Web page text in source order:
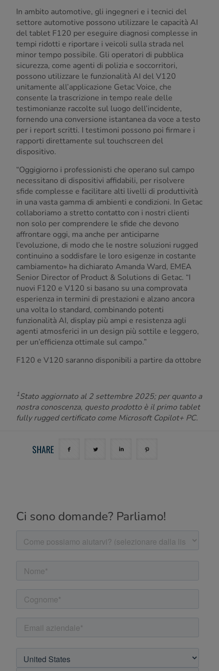
In ambito automotive, gli ingegneri e i tecnici del
settore automotive possono utilizzare le capacità AI
del tablet F120 per eseguire diagnosi complesse in
tempi ridotti e riportare i veicoli sulla strada nel
minor tempo possibile. Gli operatori di pubblica
sicurezza, come agenti di polizia e soccorritori,
possono utilizzare le funzionalità AI del V120
unitamente all’applicazione Getac Voice, che
consente la trascrizione in tempo reale delle
testimonianze raccolte sul luogo dell’incidente,
fornendo una conversione istantanea da voce a testo
per i report scritti. I testimoni possono poi firmare i
rapporti direttamente sul touchscreen del
dispositivo.
“Oggigiorno i professionisti che operano sul campo
necessitano di dispositivi affidabili, per risolvere
sfide complesse e facilitare alti livelli di produttività
in una vasta gamma di ambienti e condizioni. In Getac
collaboriamo a stretto contatto con i nostri clienti
non solo per comprendere le sfide che devono
affrontare oggi, ma anche per anticiparne
l’evoluzione, di modo che le nostre soluzioni rugged
continuino a soddisfare le loro esigenze in costante
cambiamento» ha dichiarato Amanda Ward, EMEA
Senior Director of Product & Solutions di Getac. “I
nuovi F120 e V120 si basano su una comprovata
esperienza in termini di prestazioni e alzano ancora
una volta lo standard, combinando potenti
funzionalità AI, display più ampi e resistenza agli
agenti atmosferici in un design più sottile e leggero,
per un’efficienza ottimale sul campo.”
F120 e V120 saranno disponibili a partire da ottobre
1Stato aggiornato al 2 settembre 2025; per quanto a
nostra conoscenza, questo prodotto è il primo tablet
fully rugged certificato come Microsoft Copilot+ PC.
SHARE
Ci sono domande? Parliamo!